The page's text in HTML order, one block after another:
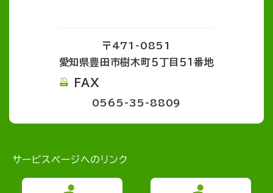
〒471-0851
愛知県豊田市樹木町５丁目５１番地
FAX
0565-35-8809
サービスページへのリンク